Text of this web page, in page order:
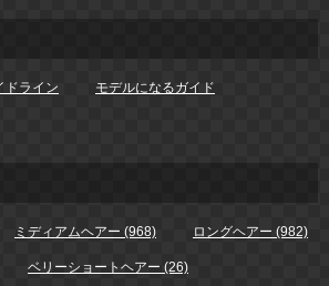
ドライン モデルになるガイド
ミディアムヘアー (968) ロングヘアー (982)
ベリーショートヘアー (26)